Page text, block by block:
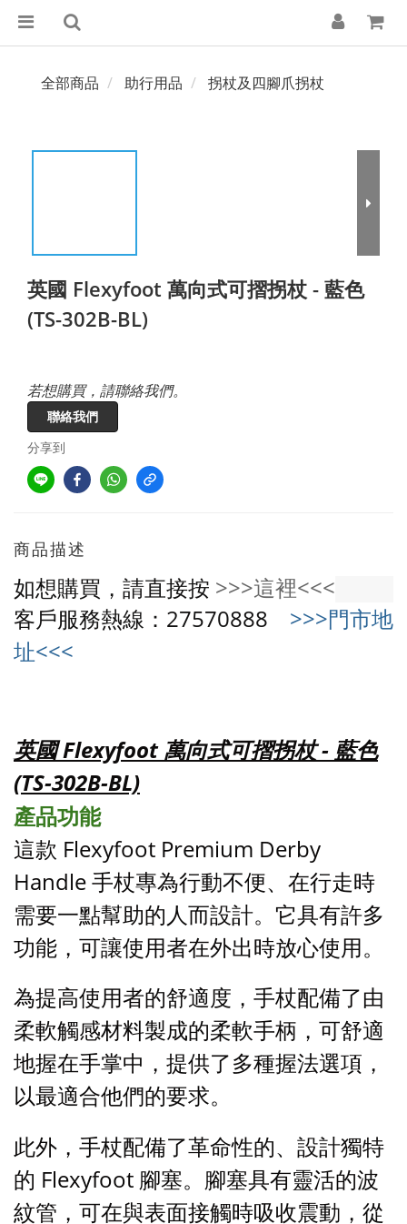
全部商品 助行用品 拐杖及四腳爪拐杖
英國 Flexyfoot 萬向式可摺拐杖 - 藍色
(TS-302B-BL)
若想購買，請聯絡我們。
聯絡我們
分享到
商品描述
如想購買，請直接按 >>>這裡<<<
客戶服務熱線：27570888 >>>門市地
址<<<
英國 Flexyfoot 萬向式可摺拐杖 - 藍色
(TS-302B-BL)
產品功能
這款 Flexyfoot Premium Derby
Handle 手杖專為行動不便、在行走時
需要一點幫助的人而設計。它具有許多
功能，可讓使用者在外出時放心使用。
為提高使用者的舒適度，手杖配備了由
柔軟觸感材料製成的柔軟手柄，可舒適
地握在手掌中，提供了多種握法選項，
以最適合他們的要求。
此外，手杖配備了革命性的、設計獨特
的 Flexyfoot 腳塞。腳塞具有靈活的波
紋管，可在與表面接觸時吸收震動，從